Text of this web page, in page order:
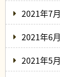
2021年7月
2021年6月
2021年5月